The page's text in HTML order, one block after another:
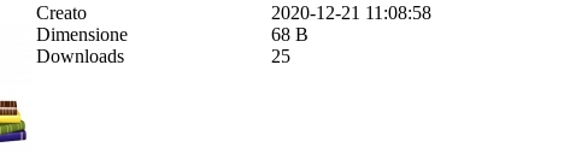
Creato
Dimensione
Downloads
2020-12-21 11:08:58
68 B
25